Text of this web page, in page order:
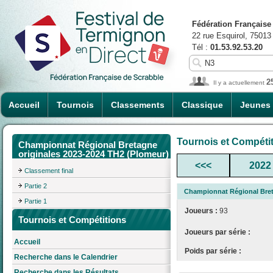
Accueil Tournois Classements Classique Jeunes
Fédération
22 rue Esquirol,
Tél : 01.53.92.53.20
Il y a actuellement
Championnat Régional Bretagne
originales 2023-2024 TH2 (Plomeur)
Classement final
Partie 2
Partie 1
Tournois et Compétitions
Accueil
Recherche dans le Calendrier
Tournois et
<<< 2022
Championnat Régional
Joueurs : 93
Joueurs par série :
Poids par série :